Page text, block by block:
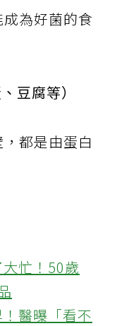
為好菌的食
豆腐等）
都是由蛋白
忙！50歲
醫曝「看不